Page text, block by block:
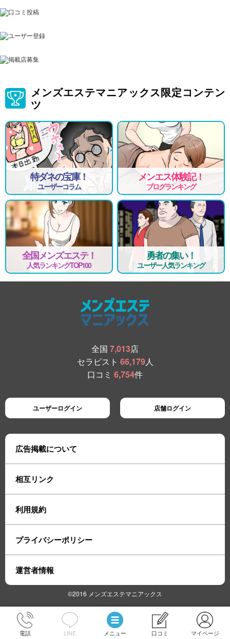
電話 LINE メニュー 口コミ マイページ
メンズエステマニアックス限定コンテン
ツ
特ダネの宝庫！
ユーザーコラム
メンエス体験記！
ブログランキング
全国メンズエステ！
人気ランキングTOP100
勇者の集い！
ユーザー人気ランキング
全国 7,013店
セラピスト 66,179人
口コミ 6,754件
ユーザーログイン 店舗ログイン
広告掲載について
相互リンク
利用規約
プライバシーポリシー
運営者情報
©2016 メンズエステマニアックス